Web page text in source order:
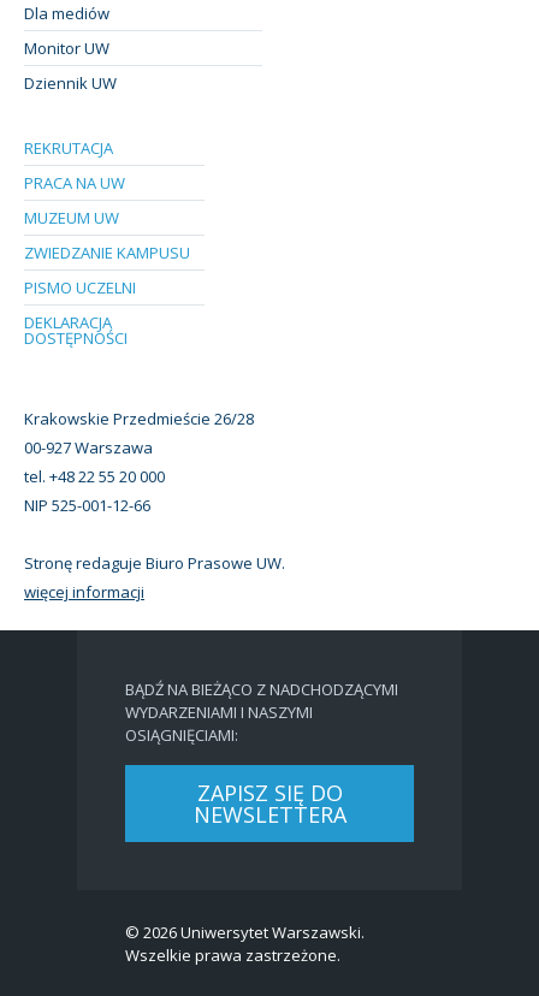
Dla mediów
Monitor UW
Dziennik UW
REKRUTACJA
PRACA NA UW
MUZEUM UW
ZWIEDZANIE KAMPUSU
PISMO UCZELNI
DEKLARACJA
DOSTĘPNOŚCI
Krakowskie Przedmieście 26/28
00-927 Warszawa
tel. +48 22 55 20 000
NIP 525-001-12-66
Stronę redaguje Biuro Prasowe UW.
więcej informacji
BĄDŹ NA BIEŻĄCO Z NADCHODZĄCYMI
WYDARZENIAMI I NASZYMI
OSIĄGNIĘCIAMI:
ZAPISZ SIĘ DO
NEWSLETTERA
© 2026 Uniwersytet Warszawski.
Wszelkie prawa zastrzeżone.